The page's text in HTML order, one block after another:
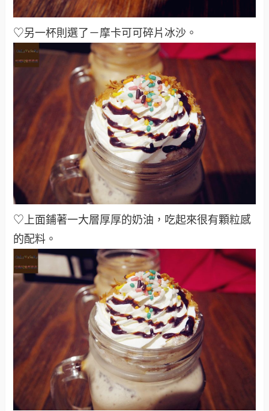
♡另一杯則選了－摩卡可可碎片冰沙。
♡上面鋪著一大層厚厚的奶油，吃起來很有顆粒感
的配料。